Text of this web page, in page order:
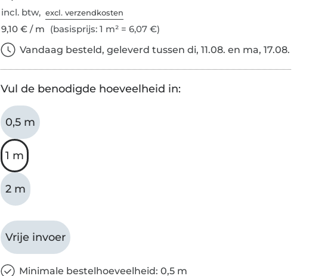
incl. btw,excl. verzendkosten
9,10 € / m (basisprijs: 1 m² = 6,07 €)
Vandaag besteld, geleverd tussen di, 11.08. en ma, 17.08.
Vul de benodigde hoeveelheid in:
0,5 m
1 m
2 m
Vrije invoer
Minimale bestelhoeveelheid: 0,5 m